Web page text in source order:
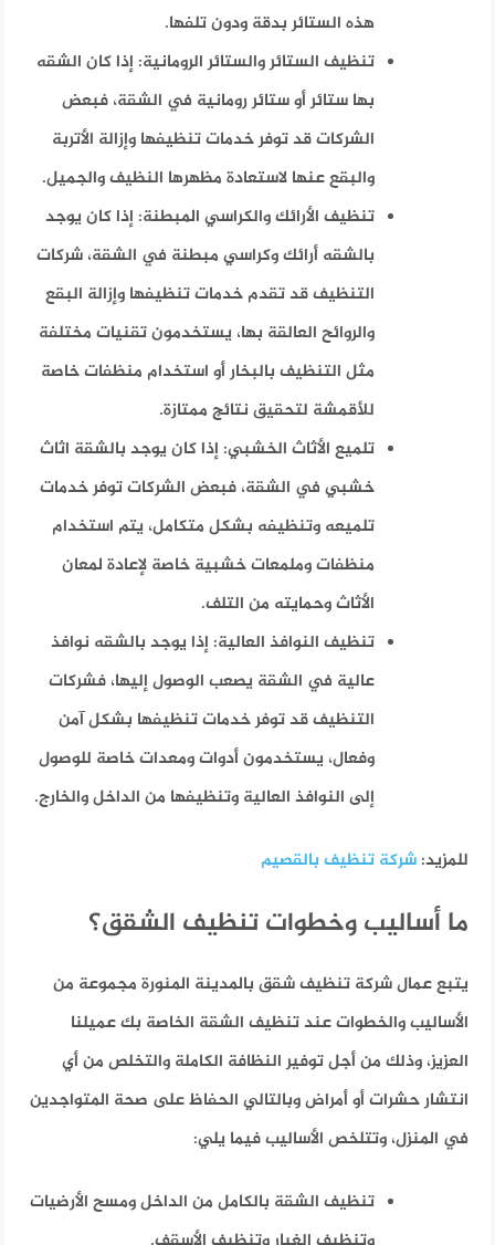
هذه الستائر بدقة ودون تلفها.
تنظيف الستائر والستائر الرومانية: إذا كان الشقه
بها ستائر أو ستائر رومانية في الشقة، فبعض
الشركات قد توفر خدمات تنظيفها وإزالة الأتربة
والبقع عنها لاستعادة مظهرها النظيف والجميل.
تنظيف الأرائك والكراسي المبطنة: إذا كان يوجد
بالشقه أرائك وكراسي مبطنة في الشقة، شركات
التنظيف قد تقدم خدمات تنظيفها وإزالة البقع
والروائح العالقة بها، يستخدمون تقنيات مختلفة
مثل التنظيف بالبخار أو استخدام منظفات خاصة
للأقمشة لتحقيق نتائج ممتازة.
تلميع الأثاث الخشبي: إذا كان يوجد بالشقة اثاث
خشبي في الشقة، فبعض الشركات توفر خدمات
تلميعه وتنظيفه بشكل متكامل، يتم استخدام
منظفات وملمعات خشبية خاصة لإعادة لمعان
الأثاث وحمايته من التلف.
تنظيف النوافذ العالية: إذا يوجد بالشقه نوافذ
عالية في الشقة يصعب الوصول إليها، فشركات
التنظيف قد توفر خدمات تنظيفها بشكل آمن
وفعال، يستخدمون أدوات ومعدات خاصة للوصول
إلى النوافذ العالية وتنظيفها من الداخل والخارج.
للمزيد:شركة تنظيف بالقصيم
ما أساليب وخطوات تنظيف الشقق؟
يتبع عمال شركة تنظيف شقق بالمدينة المنورة مجموعة من
الأساليب والخطوات عند تنظيف الشقة الخاصة بك عميلنا
العزيز، وذلك من أجل توفير النظافة الكاملة والتخلص من أي
انتشار حشرات أو أمراض وبالتالي الحفاظ على صحة المتواجدين
في المنزل، وتتلخص الأساليب فيما يلي:
تنظيف الشقة بالكامل من الداخل ومسح الأرضيات